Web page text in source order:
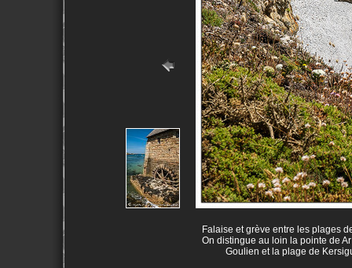
Falaise et grève entre les plages
On distingue au loin la pointe de
Goulien et la plage de